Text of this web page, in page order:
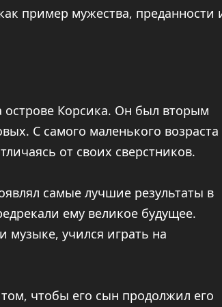
пример мужества, преданности
острове Корсика. Он был вторым
С самого маленького возраста
от своих сверстников.
самые лучшие результаты в
ему великое будущее.
музыке, учился играть на
чтобы его сын продолжил его